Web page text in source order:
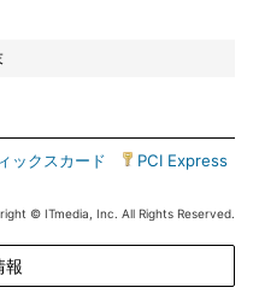
ックスカード PCI Express
© ITmedia, Inc. All Rights Reserved.
報